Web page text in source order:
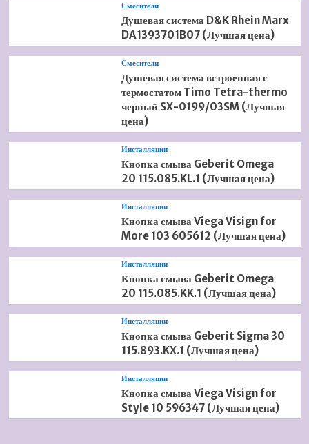
Смесители
Душевая система D&K Rhein Marx
DA1393701B07 (Лучшая цена)
Смесители
Душевая система встроенная с
термостатом Timo Tetra-thermo
черный SX-0199/03SM (Лучшая
цена)
Инсталляции
Кнопка смыва Geberit Omega
20 115.085.KL.1 (Лучшая цена)
Инсталляции
Кнопка смыва Viega Visign for
More 103 605612 (Лучшая цена)
Инсталляции
Кнопка смыва Geberit Omega
20 115.085.KK.1 (Лучшая цена)
Инсталляции
Кнопка смыва Geberit Sigma 30
115.893.KX.1 (Лучшая цена)
Инсталляции
Кнопка смыва Viega Visign for
Style 10 596347 (Лучшая цена)